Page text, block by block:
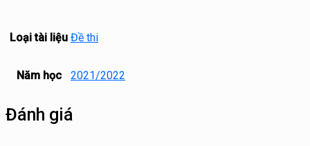
Loại tài liệu Đề thi
Năm học 2021/2022
Đánh giá